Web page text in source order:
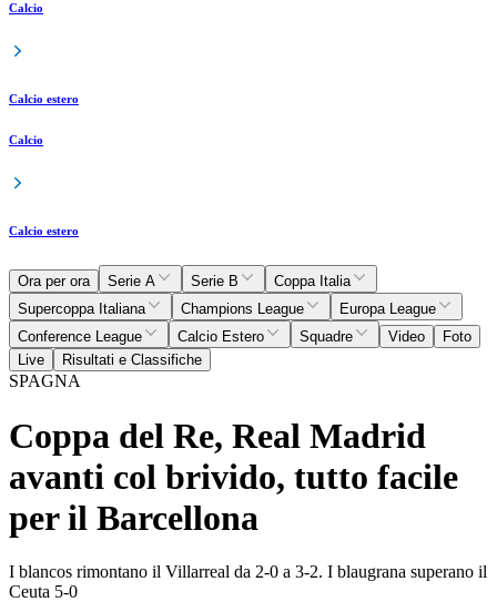
Calcio
Calcio estero
Calcio
Calcio estero
Ora per ora Serie A Serie B
Coppa Italia
Supercoppa Italiana
Champions League
Europa League
Conference League
Calcio Estero Squadre Video
Foto
Live
Risultati e Classifiche
SPAGNA
Coppa del Re, Real Madrid
avanti col brivido, tutto facile
per il Barcellona
I blancos rimontano il Villarreal da 2-0 a 3-2. I blaugrana superano il
Ceuta 5-0